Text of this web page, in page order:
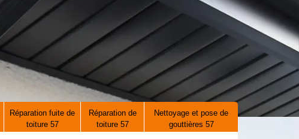
Réparation fuite de
toiture 57
Réparation de
toiture 57
Nettoyage et pose de
gouttières 57